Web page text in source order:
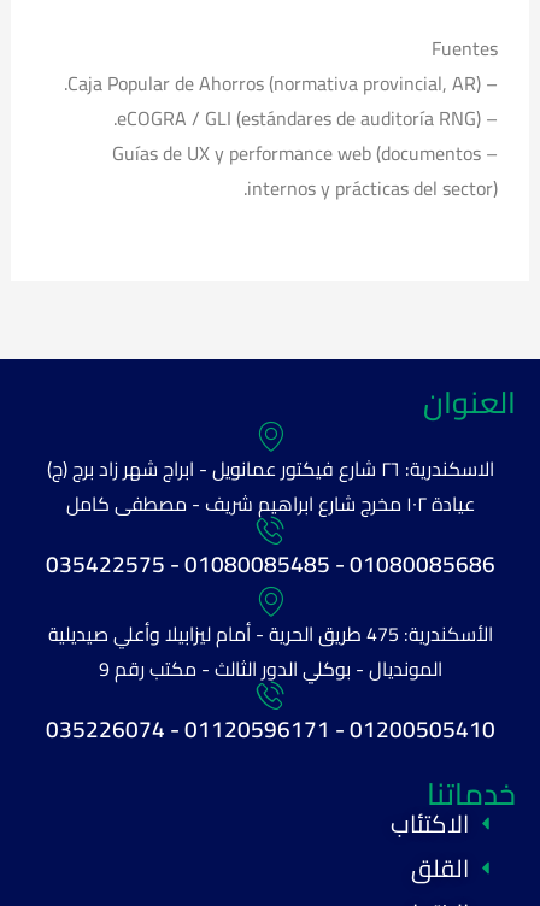
Fuentes
– Caja Popular de Ahorros (normativa provincial, AR).
– eCOGRA / GLI (estándares de auditoría RNG).
– Guías de UX y performance web (documentos
internos y prácticas del sector).
العنوان
الاسكندرية: ٢٦ شارع فيكتور عمانويل - ابراج شهر زاد برج (ج)
عيادة ١٠٢ مخرج شارع ابراهيم شريف - مصطفى كامل
01080085686 - 01080085485 - 035422575
الأسكندرية: 475 طريق الحرية - أمام ليزابيلا وأعلي صيديلية
المونديال - بوكلي الدور الثالث - مكتب رقم 9
01200505410 - 01120596171 - 035226074
خدماتنا
الاكتئاب
القلق